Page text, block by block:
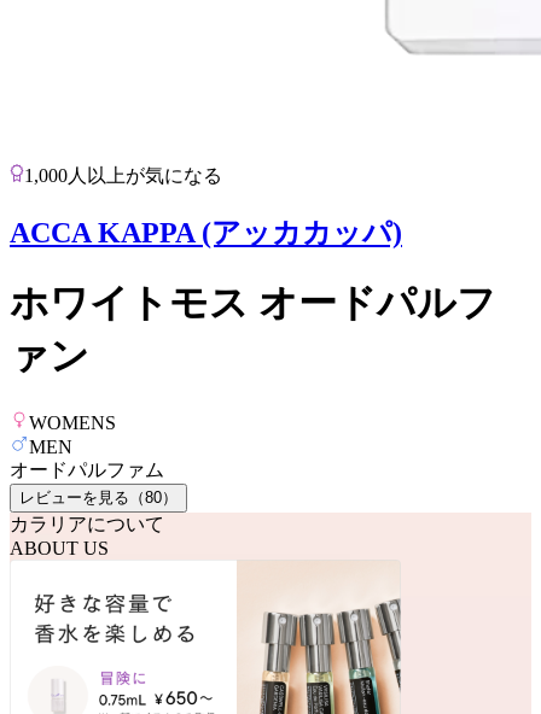
1,000人以上が気になる
ACCA KAPPA (アッカカッパ)
ホワイトモス オードパルフ
ァン
WOMENS
MEN
オードパルファム
レビューを見る（80）
カラリアについて
ABOUT US